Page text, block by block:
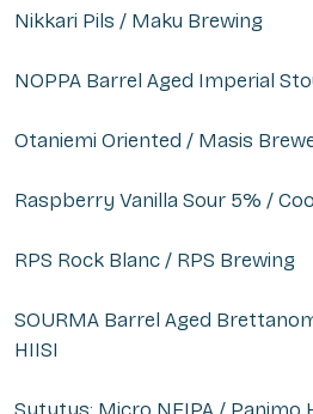
Nikkari Pils / Maku Brewing
NOPPA Barrel Aged Imperial
Otaniemi Oriented / Masis
Raspberry Vanilla Sour 5% /
RPS Rock Blanc / RPS Brewing
SOURMA Barrel Aged
HIISI